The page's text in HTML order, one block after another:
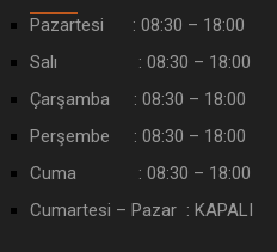
Pazartesi : 08:30 – 18:00
Salı : 08:30 – 18:00
Çarşamba : 08:30 – 18:00
Perşembe : 08:30 – 18:00
Cuma : 08:30 – 18:00
Cumartesi – Pazar : KAPALI